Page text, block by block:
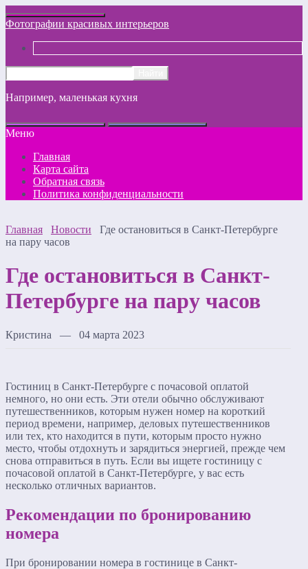
Фотографии красивых интерьеров
Например, маленькая кухня
Меню
Главная
Карта сайта
Обратная связь
Политика конфиденциальности
Главная Новости
Где остановиться в Санкт-Петербурге
на пару часов
Где остановиться в Санкт-
Петербурге на пару часов
Кристина — 04 марта 2023
Гостиниц в Санкт-Петербурге с почасовой оплатой
немного, но они есть. Эти отели обычно обслуживают
путешественников, которым нужен номер на короткий
период времени, например, деловых путешественников
или тех, кто находится в пути, которым просто нужно
место, чтобы отдохнуть и зарядиться энергией, прежде чем
снова отправиться в путь. Если вы ищете гостиницу с
почасовой оплатой в Санкт-Петербурге, у вас есть
несколько отличных вариантов.
Рекомендации по бронированию
номера
При бронировании номера в гостинице в Санкт-